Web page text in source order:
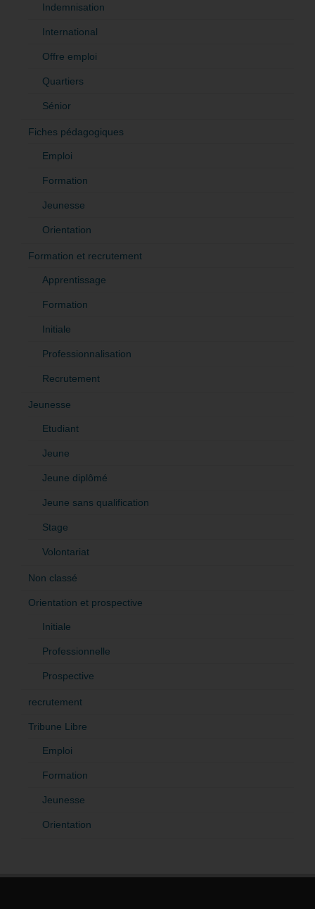
Indemnisation
International
Offre emploi
Quartiers
Sénior
Fiches pédagogiques
Emploi
Formation
Jeunesse
Orientation
Formation et recrutement
Apprentissage
Formation
Initiale
Professionnalisation
Recrutement
Jeunesse
Etudiant
Jeune
Jeune diplômé
Jeune sans qualification
Stage
Volontariat
Non classé
Orientation et prospective
Initiale
Professionnelle
Prospective
recrutement
Tribune Libre
Emploi
Formation
Jeunesse
Orientation